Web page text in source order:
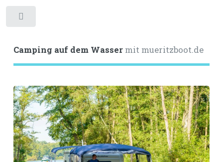
Camping auf dem Wassermit mueritzboot.de